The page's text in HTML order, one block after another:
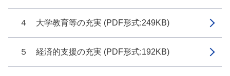
４ 大学教育等の充実 (PDF形式:249KB)
５ 経済的支援の充実 (PDF形式:192KB)